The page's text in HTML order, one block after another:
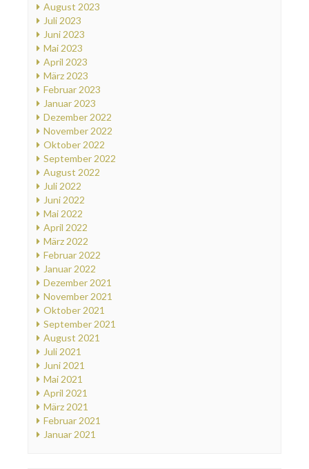
August 2023
Juli 2023
Juni 2023
Mai 2023
April 2023
März 2023
Februar 2023
Januar 2023
Dezember 2022
November 2022
Oktober 2022
September 2022
August 2022
Juli 2022
Juni 2022
Mai 2022
April 2022
März 2022
Februar 2022
Januar 2022
Dezember 2021
November 2021
Oktober 2021
September 2021
August 2021
Juli 2021
Juni 2021
Mai 2021
April 2021
März 2021
Februar 2021
Januar 2021